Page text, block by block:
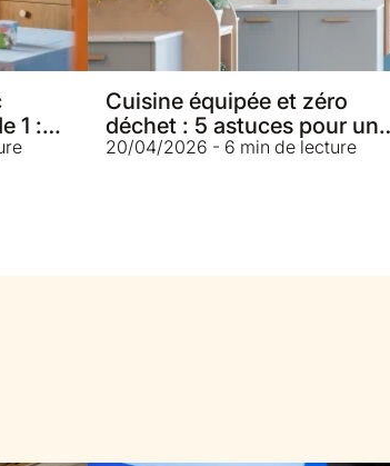
1 :
Cuisine équipée et zéro
déchet : 5 astuces pour un
mode de vie plus durable
20/04/2026 - 6 min de lecture